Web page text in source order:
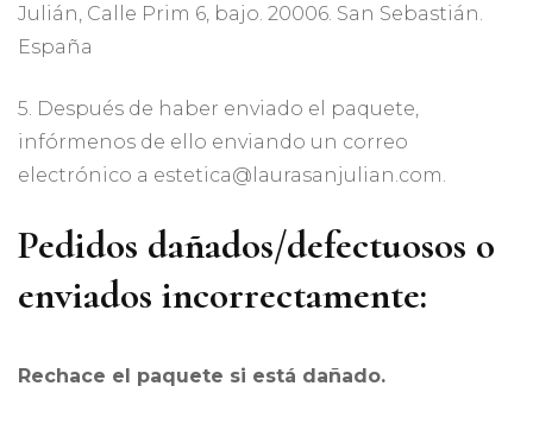
Julián, Calle Prim 6, bajo. 20006. San Sebastián.
España
5. Después de haber enviado el paquete,
infórmenos de ello enviando un correo
electrónico a estetica@laurasanjulian.com.
Pedidos dañados/defectuosos o
enviados incorrectamente:
Rechace el paquete si está dañado.